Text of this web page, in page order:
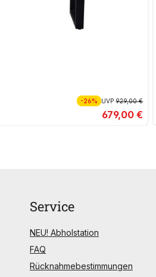
-26% UVP929,00 €
679,00 €
Service
NEU! Abholstation
FAQ
Rücknahmebestimmungen